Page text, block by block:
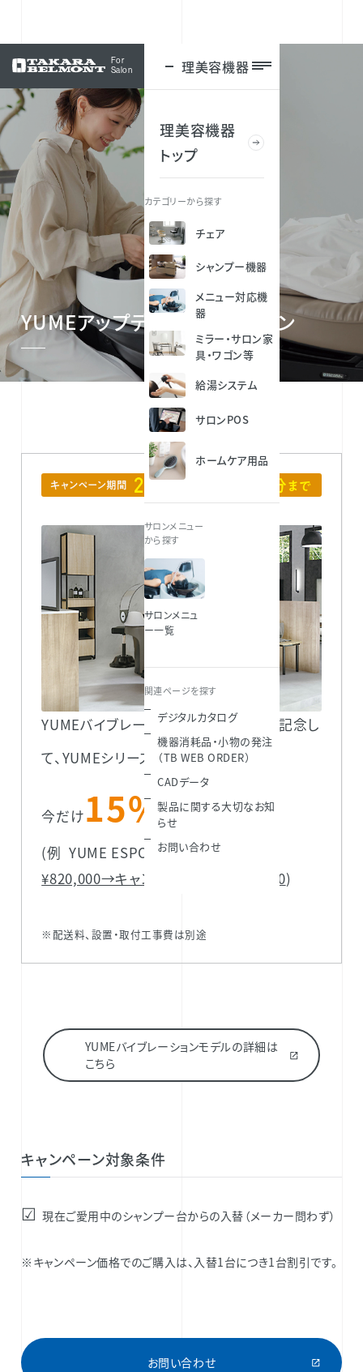
For
Salon
理美容機器
理美容機器
トップ
カテゴリーから探す
チェア
シャンプー機器
メニュー対応機
器
ミラー・サロン家
具・ワゴン等
給湯システム
サロンPOS
ホームケア用品
サロンメニュー
から探す
サロンメニュ
ー一覧
関連ページを探す
デジタルカタログ
機器消耗品・小物の発注
（TB WEB ORDER）
CADデータ
製品に関する大切なお知
らせ
お問い合わせ
ログイン
YUMEアップデートキャンペーン
YUMEバイブレーションモデルの発売を記念し
て、YUMEシリーズへの買い替え
今だけ15%OFF！
(例 YUME ESPOIR Ⅱ：通常価格
¥820,000→キャンペーン価格 ¥697,000)
※配送料、設置・取付工事費は別途
YUMEバイブレーションモデルの詳細は
こちら
キャンペーン対象条件
☑ 現在ご愛用中のシャンプー台からの入替（メーカー問わず）
※キャンペーン価格でのご購入は、入替1台につき1台割引です。
お問い合わせ